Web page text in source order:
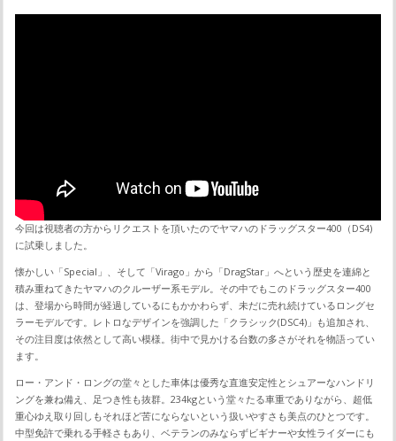
今回は視聴者の方からリクエストを頂いたのでヤマハのドラッグスター400（DS4)
に試乗しました。
懐かしい「Special」、そして「Virago」から「DragStar」へという歴史を連綿と
積み重ねてきたヤマハのクルーザー系モデル。その中でもこのドラッグスター400
は、登場から時間が経過しているにもかかわらず、未だに売れ続けているロングセ
ラーモデルです。レトロなデザインを強調した「クラシック(DSC4)」も追加され、
その注目度は依然として高い模様。街中で見かける台数の多さがそれを物語ってい
ます。
ロー・アンド・ロングの堂々とした車体は優秀な直進安定性とシュアーなハンドリ
ングを兼ね備え、足つき性も抜群。234kgという堂々たる車重でありながら、超低
重心ゆえ取り回しもそれほど苦にならないという扱いやすさも美点のひとつです。
中型免許で乗れる手軽さもあり、ベテランのみならずビギナーや女性ライダーにも